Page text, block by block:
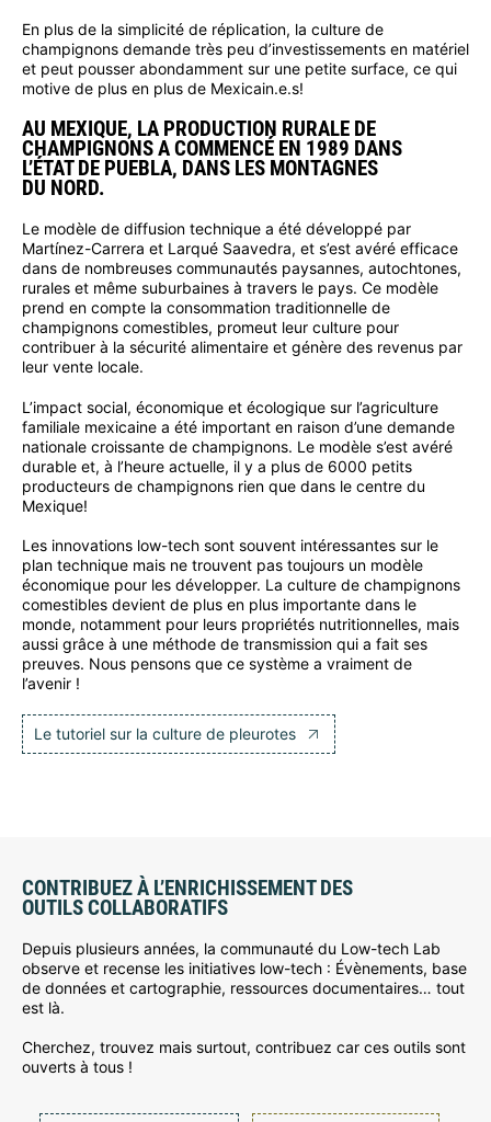
En plus de la simplicité de réplication, la culture de
champignons demande très peu d’investissements en matériel
et peut pousser abondamment sur une petite surface, ce qui
motive de plus en plus de Mexicain.e.s!
AU MEXIQUE, LA PRODUCTION RURALE DE
CHAMPIGNONS A COMMENCÉ EN 1989 DANS
L’ÉTAT DE PUEBLA, DANS LES MONTAGNES
DU NORD.
Le modèle de diffusion technique a été développé par
Martínez-Carrera et Larqué Saavedra, et s’est avéré efficace
dans de nombreuses communautés paysannes, autochtones,
rurales et même suburbaines à travers le pays. Ce modèle
prend en compte la consommation traditionnelle de
champignons comestibles, promeut leur culture pour
contribuer à la sécurité alimentaire et génère des revenus par
leur vente locale.
L’impact social, économique et écologique sur l’agriculture
familiale mexicaine a été important en raison d’une demande
nationale croissante de champignons. Le modèle s’est avéré
durable et, à l’heure actuelle, il y a plus de 6000 petits
producteurs de champignons rien que dans le centre du
Mexique!
Les innovations low-tech sont souvent intéressantes sur le
plan technique mais ne trouvent pas toujours un modèle
économique pour les développer. La culture de champignons
comestibles devient de plus en plus importante dans le
monde, notamment pour leurs propriétés nutritionnelles, mais
aussi grâce à une méthode de transmission qui a fait ses
preuves. Nous pensons que ce système a vraiment de
l’avenir !
Le tutoriel sur la culture de pleurotes
CONTRIBUEZ À L’ENRICHISSEMENT DES
OUTILS COLLABORATIFS
Depuis plusieurs années, la communauté du Low-tech Lab
observe et recense les initiatives low-tech : Évènements, base
de données et cartographie, ressources documentaires… tout
est là.
Cherchez, trouvez mais surtout, contribuez car ces outils sont
ouverts à tous !